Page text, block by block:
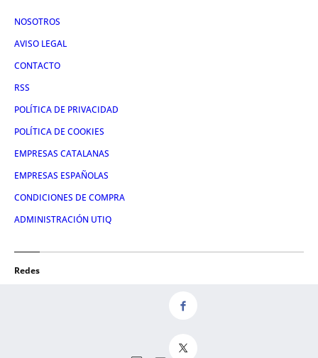
NOSOTROS
AVISO LEGAL
CONTACTO
RSS
POLÍTICA DE PRIVACIDAD
POLÍTICA DE COOKIES
EMPRESAS CATALANAS
EMPRESAS ESPAÑOLAS
CONDICIONES DE COMPRA
ADMINISTRACIÓN UTIQ
Redes